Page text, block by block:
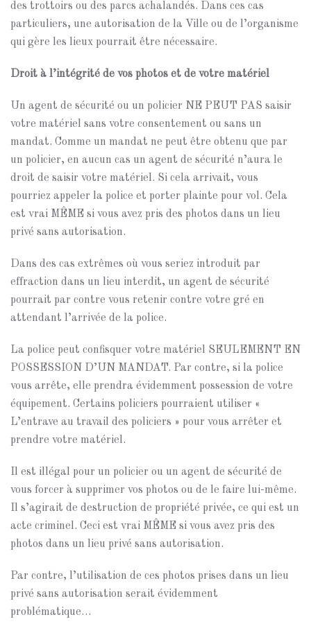
des trottoirs ou des parcs achalandés. Dans ces cas
particuliers, une autorisation de la Ville ou de l’organisme
qui gère les lieux pourrait être nécessaire.
Droit à l’intégrité de vos photos et de votre matériel
Un agent de sécurité ou un policier NE PEUT PAS saisir
votre matériel sans votre consentement ou sans un
mandat. Comme un mandat ne peut être obtenu que par
un policier, en aucun cas un agent de sécurité n’aura le
droit de saisir votre matériel. Si cela arrivait, vous
pourriez appeler la police et porter plainte pour vol. Cela
est vrai MÊME si vous avez pris des photos dans un lieu
privé sans autorisation.
Dans des cas extrêmes où vous seriez introduit par
effraction dans un lieu interdit, un agent de sécurité
pourrait par contre vous retenir contre votre gré en
attendant l’arrivée de la police.
La police peut confisquer votre matériel SEULEMENT EN
POSSESSION D’UN MANDAT. Par contre, si la police
vous arrête, elle prendra évidemment possession de votre
équipement. Certains policiers pourraient utiliser «
L’entrave au travail des policiers » pour vous arrêter et
prendre votre matériel.
Il est illégal pour un policier ou un agent de sécurité de
vous forcer à supprimer vos photos ou de le faire lui-même.
Il s’agirait de destruction de propriété privée, ce qui est un
acte criminel. Ceci est vrai MÊME si vous avez pris des
photos dans un lieu privé sans autorisation.
Par contre, l’utilisation de ces photos prises dans un lieu
privé sans autorisation serait évidemment
problématique…